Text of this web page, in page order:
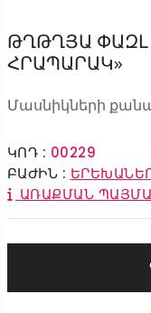
ԹՂԹՂՅԱ
ՀՐԱՊԱՐԱԿ»
Մասնիկների
ԿՈԴ : 00229
ԲԱԺԻՆ :
ԱՌԱՔՄԱՆ